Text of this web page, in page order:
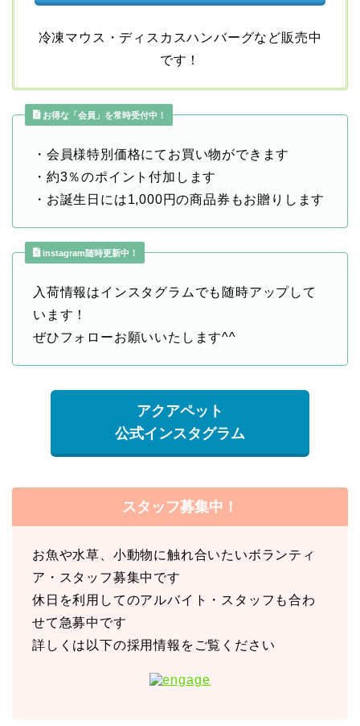
冷凍マウス・ディスカスハンバーグなど販売中
です！
お得な「会員」を常時受付中！
・会員様特別価格にてお買い物ができます
・約3％のポイント付加します
・お誕生日には1,000円の商品券もお贈りします
instagram随時更新中！
入荷情報はインスタグラムでも随時アップして
います！
ぜひフォローお願いいたします^^
アクアペット
公式インスタグラム
スタッフ募集中！
お魚や水草、小動物に触れ合いたいボランティ
ア・スタッフ募集中です
休日を利用してのアルバイト・スタッフも合わ
せて急募中です
詳しくは以下の採用情報をご覧ください